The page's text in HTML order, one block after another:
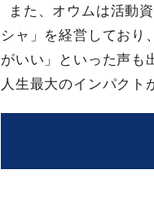
また、オウムは活動
シャ」を経営しており
がいい」といった声も
人生最大のインパクト